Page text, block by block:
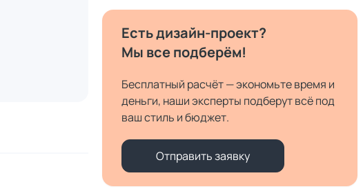
Есть дизайн-проект?
Мы все подберём!
Бесплатный расчёт — экономьте время и
деньги, наши эксперты подберут всё под
ваш стиль и бюджет.
Отправить заявку